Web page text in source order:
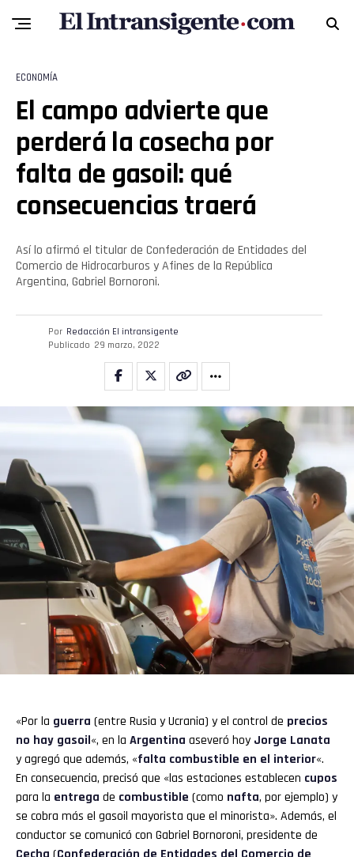
ECONOMÍA
El campo advierte que
perderá la cosecha por
falta de gasoil: qué
consecuencias traerá
Así lo afirmó el titular de Confederación de Entidades del
Comercio de Hidrocarburos y Afines de la República
Argentina, Gabriel Bornoroni.
Por Redacción El intransigente
Publicado 29 marzo, 2022
«Por la guerra (entre Rusia y Ucrania) y el control de precios
no hay gasoil«, en la Argentina aseveró hoy Jorge Lanata
y agregó que además, «falta combustible en el interior«.
En consecuencia, precisó que «las estaciones establecen cupos
para la entrega de combustible (como nafta, por ejemplo) y
se cobra más el gasoil mayorista que el minorista». Además, el
conductor se comunicó con Gabriel Bornoroni, presidente de